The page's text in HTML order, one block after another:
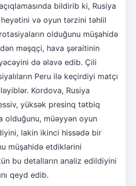
bildirib ki, Rusiya
heyətini və oyun tərzini təhlil
olduğunu müşahidə
məşqçi, hava şəraitinin
də əlavə edib. Çili
Peru ilə keçirdiyi matçı
Kordova, Rusiya
yüksək presinq tətbiq
olduğunu, müəyyən oyun
lakin ikinci hissədə bir
müşahidə etdiklərini
bu detalların analiz edildiyini
qeyd edib.